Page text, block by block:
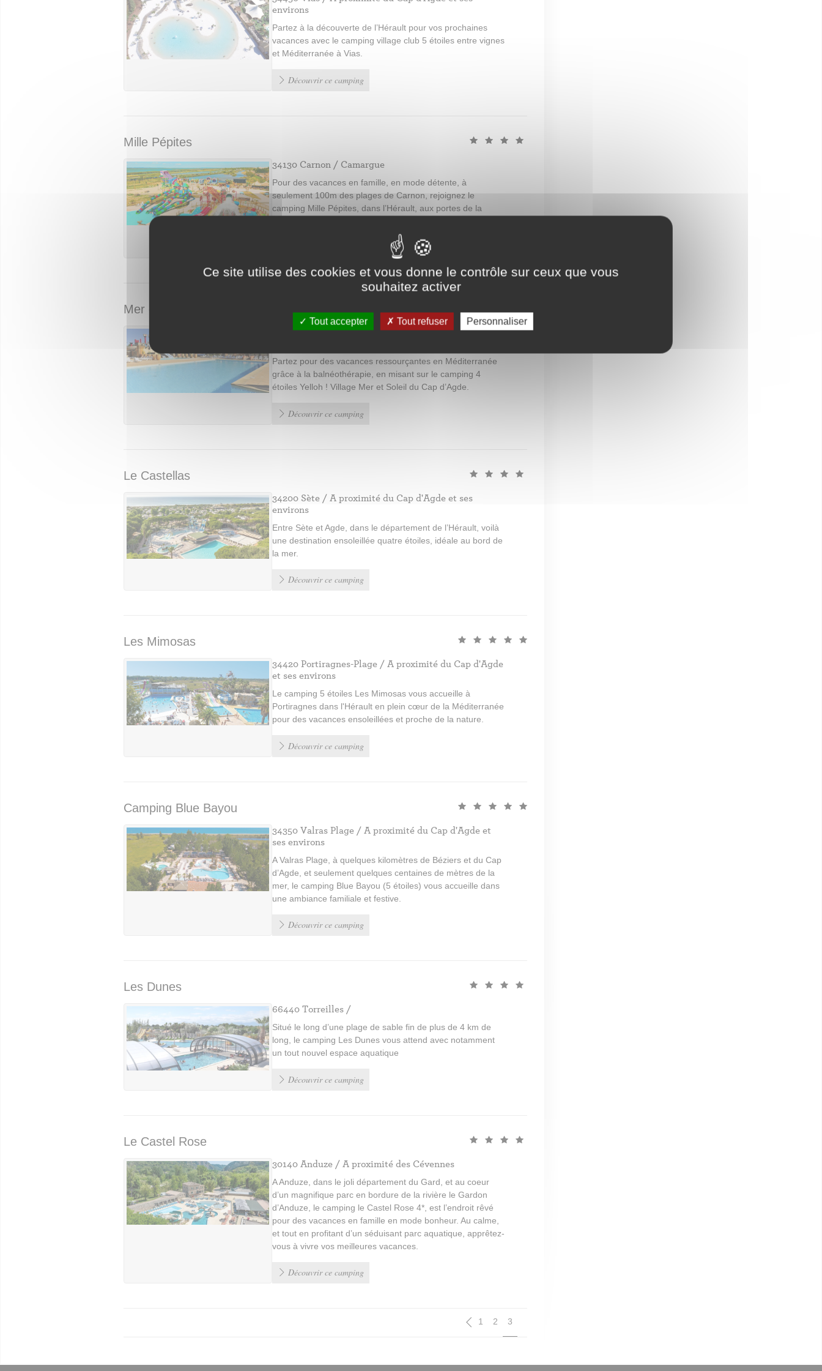
environs
Partez à la découverte de l’Hérault pour vos prochaines
vacances avec le camping village club 5 étoiles entre vignes
et Méditerranée à Vias.
Découvrir ce camping
Mille Pépites
34130 Carnon / Camargue
Pour des vacances en famille, en mode détente, à
seulement 100m des plages de Carnon, rejoignez le
camping Mille Pépites, dans l’Hérault, aux portes de la
Mer et Soleil
34300 Agde / A proximité du Cap d'Agde et ses
Partez pour des vacances ressourçantes en Méditerranée
grâce à la balnéothérapie, en misant sur le camping 4
étoiles Yelloh ! Village Mer et Soleil du Cap d’Agde.
Découvrir ce camping
Le Castellas
34200 Sète / A proximité du Cap d'Agde et ses
environs
Entre Sète et Agde, dans le département de l’Hérault, voilà
une destination ensoleillée quatre étoiles, idéale au bord de
la mer.
Découvrir ce camping
Les Mimosas
34420 Portiragnes-Plage / A proximité du Cap d'Agde
et ses environs
Le camping 5 étoiles Les Mimosas vous accueille à
Portiragnes dans l'Hérault en plein cœur de la Méditerranée
pour des vacances ensoleillées et proche de la nature.
Découvrir ce camping
Camping Blue Bayou
34350 Valras Plage / A proximité du Cap d'Agde et
ses environs
A Valras Plage, à quelques kilomètres de Béziers et du Cap
d’Agde, et seulement quelques centaines de mètres de la
mer, le camping Blue Bayou (5 étoiles) vous accueille dans
une ambiance familiale et festive.
Découvrir ce camping
Les Dunes
66440 Torreilles /
Situé le long d’une plage de sable fin de plus de 4 km de
long, le camping Les Dunes vous attend avec notamment
un tout nouvel espace aquatique
Découvrir ce camping
Le Castel Rose
30140 Anduze / A proximité des Cévennes
A Anduze, dans le joli département du Gard, et au coeur
d’un magnifique parc en bordure de la rivière le Gardon
d’Anduze, le camping le Castel Rose 4*, est l’endroit rêvé
pour des vacances en famille en mode bonheur. Au calme,
et tout en profitant d’un séduisant parc aquatique, apprêtez-
vous à vivre vos meilleures vacances.
Découvrir ce camping
Pagination
Page
1 Page
2 Current page
3
Ce site utilise des cookies et vous donne le contrôle sur ceux que vous
souhaitez activer
Tout accepter Tout refuser Personnaliser